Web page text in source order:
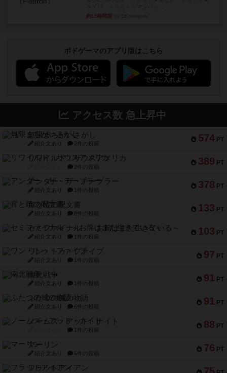
約15時間前
ボドゲーマのアプリ版はこちら
アクセス数 急上昇中
574 PT
無限まちがいさがし
紹介文あり 2件の投稿
389 PT
リワイルド：サウスアメリカ
2件の投稿
378 PT
アンダー・ザ・テーブラー
紹介文あり 1件の投稿
133 PT
宵と暁の呪文書
紹介文あり 8件の投稿
103 PT
セミファイナル ～お前はまだ生きている～
紹介文あり 1件の投稿
97 PT
ワン・トゥ・ファイブ
紹介文あり 1件の投稿
91 PT
南北戦争
紹介文あり 1件の投稿
91 PT
ふたつの城の物語
紹介文あり 6件の投稿
88 PT
ノームズ・アット・ナイト
1件の投稿
76 PT
マーリン
紹介文あり 6件の投稿
フラットアイアン